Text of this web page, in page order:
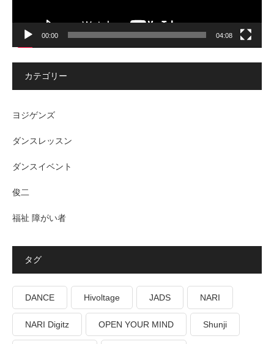
00:00 04:08
カテゴリー
ヨジゲンズ
ダンスレッスン
ダンスイベント
俊二
福祉 障がい者
タグ
DANCE Hivoltage JADS NARI
NARI Digitz OPEN YOUR MIND Shunji